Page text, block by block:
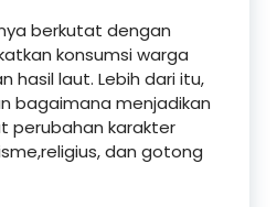
berkutat dengan
konsumsi warga
hasil laut. Lebih dari itu,
bagaimana menjadikan
perubahan karakter
dan gotong